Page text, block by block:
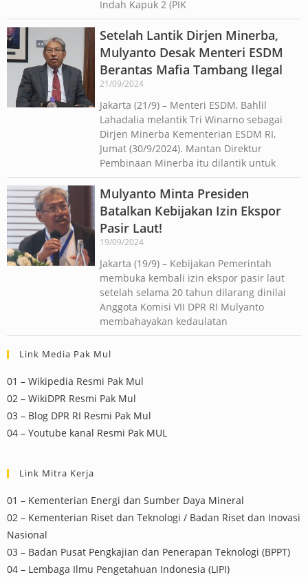
Indah Kapuk 2 (PIK
Setelah Lantik Dirjen Minerba,
Mulyanto Desak Menteri ESDM
Berantas Mafia Tambang Ilegal
21/09/2024
Jakarta (21/9) – Menteri ESDM, Bahlil
Lahadalia melantik Tri Winarno sebagai
Dirjen Minerba Kementerian ESDM RI,
Jumat (30/9/2024). Mantan Direktur
Pembinaan Minerba itu dilantik untuk
Mulyanto Minta Presiden
Batalkan Kebijakan Izin Ekspor
Pasir Laut!
19/09/2024
Jakarta (19/9) – Kebijakan Pemerintah
membuka kembali izin ekspor pasir laut
setelah selama 20 tahun dilarang dinilai
Anggota Komisi VII DPR RI Mulyanto
membahayakan kedaulatan
Link Media Pak Mul
01 – Wikipedia Resmi Pak Mul
02 – WikiDPR Resmi Pak Mul
03 – Blog DPR RI Resmi Pak Mul
04 – Youtube kanal Resmi Pak MUL
Link Mitra Kerja
01 – Kementerian Energi dan Sumber Daya Mineral
02 – Kementerian Riset dan Teknologi / Badan Riset dan Inovasi
Nasional
03 – Badan Pusat Pengkajian dan Penerapan Teknologi (BPPT)
04 – Lembaga Ilmu Pengetahuan Indonesia (LIPI)